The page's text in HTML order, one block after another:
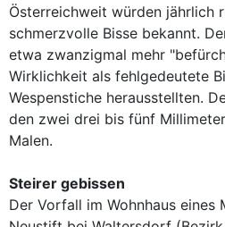
Österreichweit würden jährlich
schmerzvolle Bisse bekannt.
etwa zwanzigmal mehr
Wirklichkeit als fehlgedeutete
Wespenstiche herausstellten.
den zwei drei bis fünf
Malen.
Steirer gebissen
Der Vorfall im Wohnhaus eines